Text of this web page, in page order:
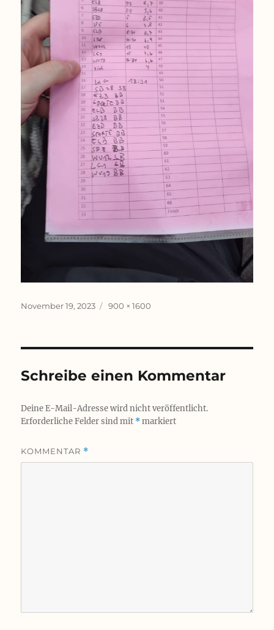
Veröffentlicht
November 19, 2023 Originalgröße
900 × 1600
Schreibe einen Kommentar
Deine E-Mail-Adresse wird nicht veröffentlicht.
Erforderliche Felder sind mit *markiert
KOMMENTAR *